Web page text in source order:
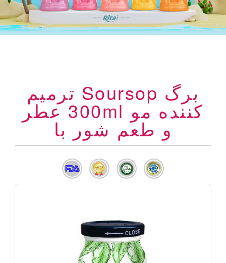
برگ Soursop ترمیم
کننده مو 300ml عطر
و طعم شور با